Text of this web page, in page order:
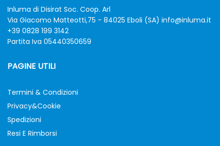
Inluma di Disirat Soc. Coop. Arl
Via Giacomo Matteotti,75 - 84025 Eboli (SA) info@inluma.it
+39 0828 199 3142
Partita Iva 05440350659
PAGINE UTILI
Termini & Condizioni
Privacy&Cookie
Spedizioni
Resi E Rimborsi